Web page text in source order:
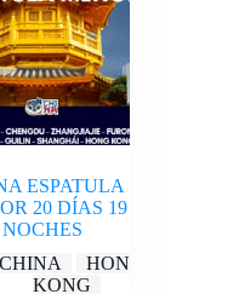
ESPATULA
20 DÍAS 19
NOCHES
CHINA
HONG
KONG